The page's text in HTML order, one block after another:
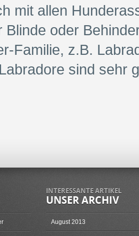
mit allen
Blinde oder
Familie, z.B.
sind sehr
INTERESSANTE ARTIKEL
UNSER ARCHIV
August 2013